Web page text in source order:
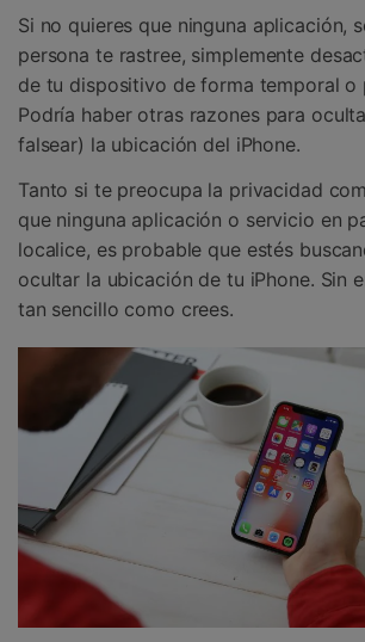
Si no quieres que ninguna aplicación,
persona te rastree, simplemente
de tu dispositivo de forma temporal o
Podría haber otras razones para
falsear) la ubicación del iPhone.
Tanto si te preocupa la privacidad
que ninguna aplicación o servicio en
localice, es probable que estés
ocultar la ubicación de tu iPhone. Sin
tan sencillo como crees.